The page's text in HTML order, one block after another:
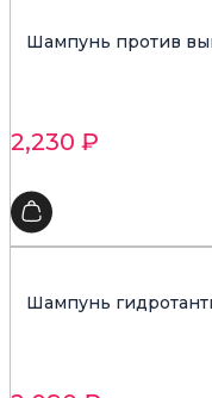
Шампунь против
2,230 ₽
Шампунь